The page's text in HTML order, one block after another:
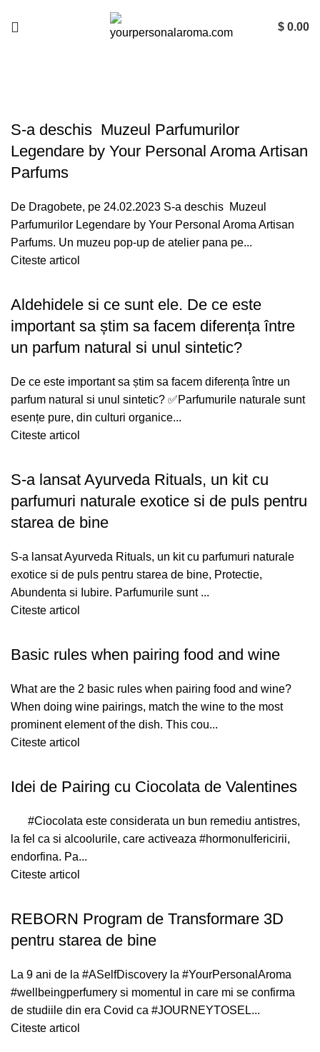
$ 0.00
S-a deschis Muzeul Parfumurilor
Legendare by Your Personal Aroma Artisan
Parfums
De Dragobete, pe 24.02.2023 S-a deschis Muzeul
Parfumurilor Legendare by Your Personal Aroma Artisan
Parfums. Un muzeu pop-up de atelier pana pe...
Citeste articol
Aldehidele si ce sunt ele. De ce este
important sa știm sa facem diferența între
un parfum natural si unul sintetic?
De ce este important sa știm sa facem diferența între un
parfum natural si unul sintetic? ✅Parfumurile naturale sunt
esențe pure, din culturi organice...
Citeste articol
S-a lansat Ayurveda Rituals, un kit cu
parfumuri naturale exotice si de puls pentru
starea de bine
S-a lansat Ayurveda Rituals, un kit cu parfumuri naturale
exotice si de puls pentru starea de bine, Protectie,
Abundenta si Iubire. Parfumurile sunt ...
Citeste articol
Basic rules when pairing food and wine
What are the 2 basic rules when pairing food and wine?
When doing wine pairings, match the wine to the most
prominent element of the dish. This cou...
Citeste articol
Idei de Pairing cu Ciocolata de Valentines
#Ciocolata este considerata un bun remediu antistres,
la fel ca si alcoolurile, care activeaza #hormonulfericirii,
endorfina. Pa...
Citeste articol
REBORN Program de Transformare 3D
pentru starea de bine
La 9 ani de la #ASelfDiscovery la #YourPersonalAroma
#wellbeingperfumery si momentul in care mi se confirma
de studiile din era Covid ca #JOURNEYTOSEL...
Citeste articol